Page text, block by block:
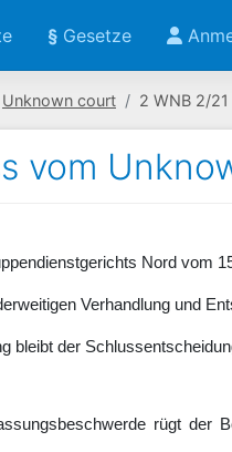
§ Gesetze
Unknown court 2 WNB 2/21
vom
Nord vom
Verhandlung und
bleibt der
rügt der